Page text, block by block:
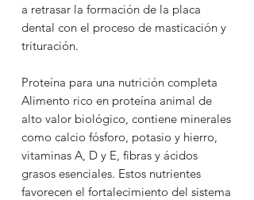
a retrasar la formación de la placa
dental con el proceso de masticación y
trituración.
Proteína para una nutrición completa
Alimento rico en proteína animal de
alto valor biológico, contiene minerales
como calcio fósforo, potasio y hierro,
vitaminas A, D y E, fibras y ácidos
grasos esenciales. Estos nutrientes
favorecen el fortalecimiento del sistema